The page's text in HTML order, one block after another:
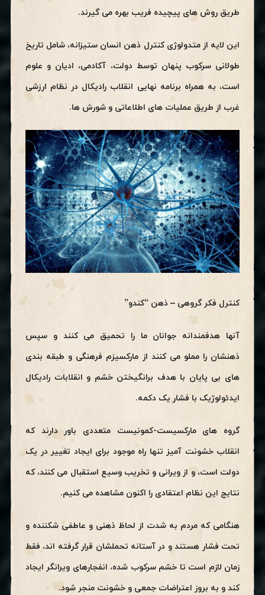
طریق روش های پیچیده فریب بهره می گیرند.
این لایه از متدولوژی کنترل ذهن انسان ستیزانه، شامل تاریخ
طولانی سرکوب پنهان توسط دولت، آکادمی، ادیان و علوم
است، به همراه برنامه نهایی انقلاب رادیکال در نظام ارزشی
غرب از طریق عملیات های اطلاعاتی و شورش ها.
کنترل فکر گروهی – ذهن “کندو”
آنها هدفمندانه جوانان ما را تحمیق می کنند و سپس
ذهنشان را مملو می کنند از مارکسیزم فرهنگی و طبقه بندی
های بی پایان با هدف برانگیختن خشم و انقلابات رادیکال
ایدئولوژیک با فشار یک دکمه.
گروه های مارکسیست-کمونیست متعددی باور دارند که
انقلاب خشونت آمیز تنها راه موجود برای ایجاد تغییر در یک
دولت است، و از ویرانی و تخریب وسیع استقبال می کنند، که
نتایج این نظام اعتقادی را اکنون مشاهده می کنیم.
هنگامی که مردم به شدت از لحاظ ذهنی و عاطفی شکننده و
تحت فشار هستند و در آستانه تحملشان قرار گرفته اند، فقط
زمان لازم است تا خشم سرکوب شده، انفجارهای ویرانگر ایجاد
کند و به بروز اعتراضات جمعی و خشونت منجر شود.